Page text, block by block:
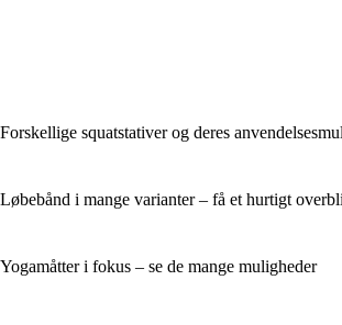
Forskellige squatstativer og deres
Løbebånd i mange varianter – få et hurtigt
Yogamåtter i fokus – se de mange muligheder